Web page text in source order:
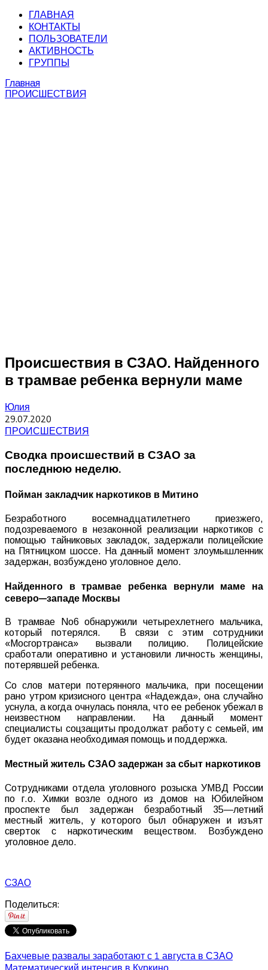
ГЛАВНАЯ
КОНТАКТЫ
ПОЛЬЗОВАТЕЛИ
АКТИВНОСТЬ
ГРУППЫ
Главная
ПРОИСШЕСТВИЯ
Происшествия в СЗАО. Найденного
в трамвае ребенка вернули маме
Юлия
29.07.2020
ПРОИСШЕСТВИЯ
Сводка происшествий в СЗАО за
последнюю неделю.
Пойман закладчик наркотиков в Митино
Безработного восемнадцатилетнего приезжего,
подозреваемого в незаконной реализации наркотиков с
помощью тайниковых закладок,задержали полицейские
на Пятницком шоссе. На данный момент злоумышленник
задержан, возбуждено уголовное дело.
Найденного в трамвае ребенка вернули маме на
северо—западе Москвы
В трамвае No6 обнаружили четырехлетнего мальчика,
который
потерялся. В связи с этим
сотрудники
«Мосгортранса» вызвали полицию.
Полицейские
сработали оперативно и установили личность женщины,
потерявшей ребенка.
Со слов матери потерянного мальчика, при посещении
рано утром кризисного центра «Надежда»,она случайно
уснула,а когда очнулась поняла,что ее ребенок убежал в
неизвестном
направлении. На данный
момент
специалисты соцзащиты продолжат работу с семьей, им
будет оказана необходимая помощь и поддержка.
Местный житель СЗАО задержан за сбыт наркотиков
Сотрудниками отдела уголовного розыска УМВД
России
по
г.о. Химки возле одного из домов на
Юбилейном
проспекте
был задержан безработный 35—летний
местный
житель,у которого был обнаружен и
изъят
сверток
с наркотическим веществом.
Возбуждено
уголовное дело.
СЗАО
Поделиться:
Бахчевые развалы заработают с 1 августа в СЗАО
Математический интенсив в Куркино